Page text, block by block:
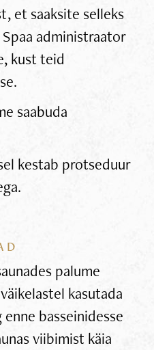
et saaksite selleks
administraator
kust teid
saabuda
kestab protseduur
palume
kasutada
basseinidesse
viibimist käia